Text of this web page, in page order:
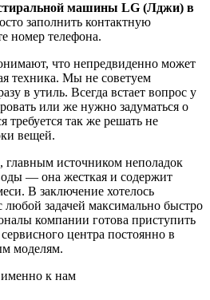
машины LG (Лджи) в
заполнить контактную
номер телефона.
что непредвиденно может
техника. Мы не советуем
в утиль. Всегда встает вопрос у
или же нужно задуматься о
требуется так же решать не
вещей.
источником неполадок
— она жесткая и содержит
В заключение хотелось
любой задачей максимально быстро
компании готова приступить
центра постоянно в
моделям.
именно к нам